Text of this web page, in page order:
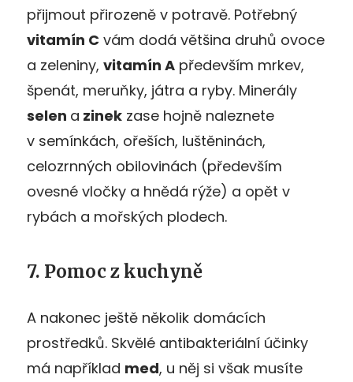
přijmout přirozeně v potravě. Potřebný
vitamín C vám dodá většina druhů ovoce
a zeleniny, vitamín A především mrkev,
špenát, meruňky, játra a ryby. Minerály
selen a zinek zase hojně naleznete
v semínkách, ořeších, luštěninách,
celozrnných obilovinách (především
ovesné vločky a hnědá rýže) a opět v
rybách a mořských plodech.
7. Pomoc z kuchyně
A nakonec ještě několik domácích
prostředků. Skvělé antibakteriální účinky
má například med, u něj si však musíte